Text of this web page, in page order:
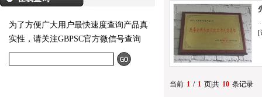
为了方便广大用户最快速度查询产品真
实性，请关注GBPSC官方微信号查询
[
当前 1 / 1 页|共 10 条记录